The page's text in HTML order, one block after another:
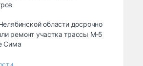
области досрочно
ремонт участка трассы М‑5
Сима